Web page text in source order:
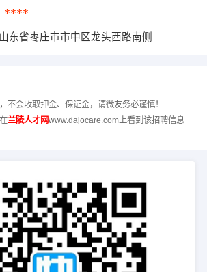
****
山东省枣庄市市中区龙头西路南侧
不会收取押金、保证金，请微友务必谨慎！
兰陵人才网www.dajocare.com上看到该招聘信息